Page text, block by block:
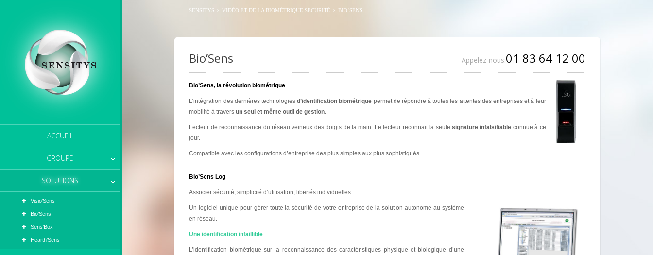
ACCUEIL
GROUPE
SOLUTIONS
Visio’Sens
Bio’Sens
Sens’Box
Hearth’Sens
SENSITYS VIDÉO ET DE LA BIOMÉTRIQUE SÉCURITÉ BIO’SENS
Bio’Sens Appelez-nous:01 83 64 12 00
Bio’Sens, la révolution biométrique
L’intégration des dernières technologiesd’identification biométrique permet de répondre à toutes les attentes des entreprises et à leur
mobilité à traversun seul et même outil de gestion.
Lecteur de reconnaissance du réseau veineux des doigts de la main. Le lecteur reconnait la seule signature infalsifiable connue à ce
jour.
Compatible avec les configurations d’entreprise des plus simples aux plus sophistiqués.
Bio’Sens Log
Associer sécurité, simplicité d’utilisation, libertés individuelles.
Un logiciel unique pour gérer toute la sécurité de votre entreprise de la solution autonome au système
en réseau.
Une identification infaillible
L’identification biométrique sur la reconnaissance des caractéristiques physique et biologique d’une